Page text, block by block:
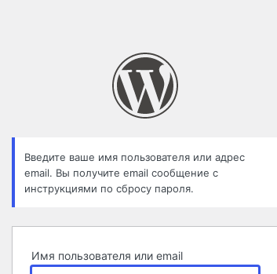
Введите ваше имя пользователя или адрес
email. Вы получите email сообщение с
инструкциями по сбросу пароля.
Имя пользователя или email